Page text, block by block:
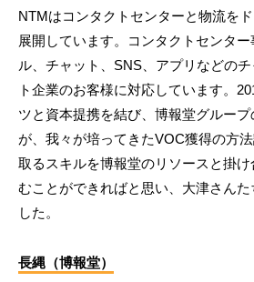
NTMはコンタクトセンターと物流を
展開しています。コンタクトセンタ
ル、チャット、SNS、アプリなどの
ト企業のお客様に対応しています。
ツと資本提携を結び、博報堂グルー
が、我々が培ってきたVOC獲得の方
取るスキルを博報堂のリソースと掛
むことができればと思い、大津さん
した。
長縄（博報堂）